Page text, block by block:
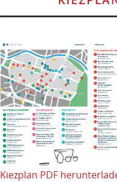
Kiezplan PDF